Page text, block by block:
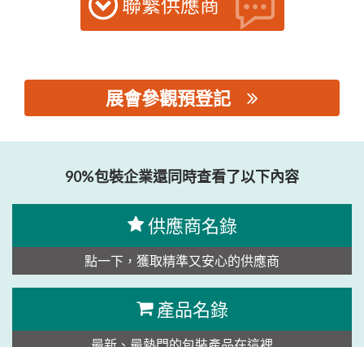
聯繫供應商
展會參觀預登記
KRISTAMEDIA PRATAMA
90%包裝企業還同時查看了以下內容
供應商名錄
點一下，獲取精準又安心的供應商
產品名錄